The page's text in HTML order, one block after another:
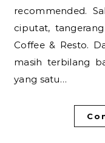
recommended.
ciputat,
Coffee & Resto.
masih terbilang
yang satu…